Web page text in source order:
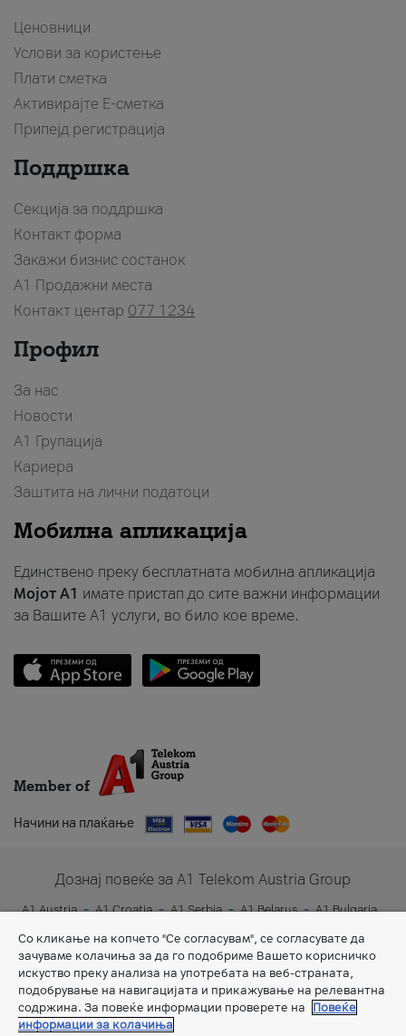
Ценовници
Услови за користење
Плати сметка
Активирајте Е-сметка
Припејд регистрација
Поддршка
Секција за поддршка
Контакт форма
Закажи бизнис состанок
A1 Продажни места
Контакт центар 077 1234
Профил
За нас
Новости
А1 Групација
Кариера
Заштита на лични податоци
Мобилна апликација
Единствено преку бесплатната мобилна апликација
Мојот A1 имате пристап до сите важни информации
за Вашите A1 услуги, во било кое време.
Member of
Начини на плаќање
Дознај повеќе за A1 Telekom Austria Group
A1 Austria A1 Croatia A1 Serbia A1 Belarus
A1 Bulgaria
A1 Slovenia
A1 Digital
Со кликање на копчето "Се согласувам", се согласувате да
зачуваме колачиња за да го подобриме Вашето корисничко
искуство преку анализа на употребата на веб-страната,
подобрување на навигацијата и прикажување на релевантна
содржина. За повеќе информации проверете на
Повеќе
информации за колачиња